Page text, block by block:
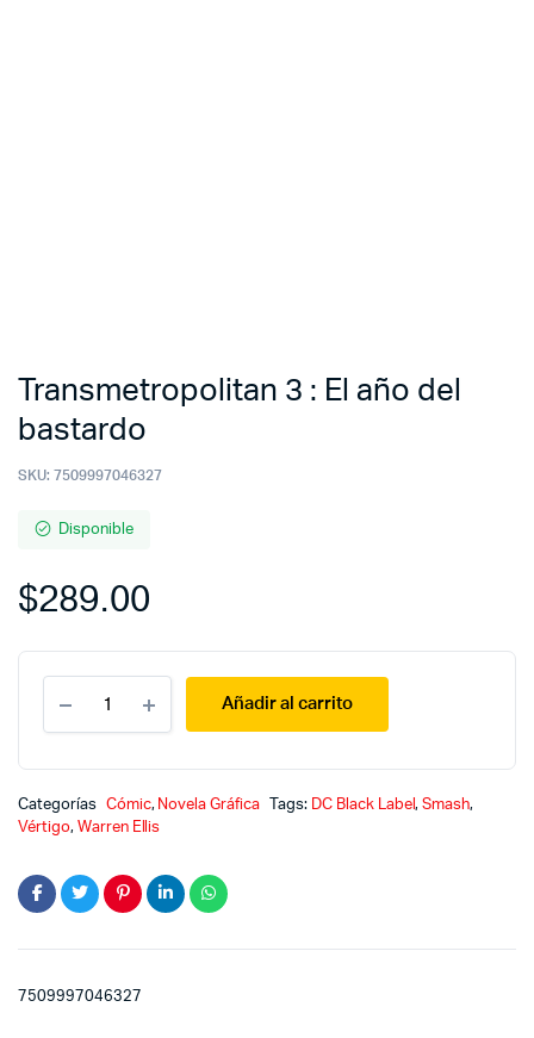
Transmetropolitan 3 : El año del
bastardo
SKU: 7509997046327
Disponible
$289.00
:
del
bastardo
Añadir al carrito
Categorías Cómic, Novela Gráfica Tags: DC Black Label,Smash,
Vértigo, Warren Ellis
7509997046327